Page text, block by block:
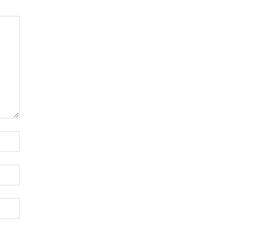
почта:*
Сайт: